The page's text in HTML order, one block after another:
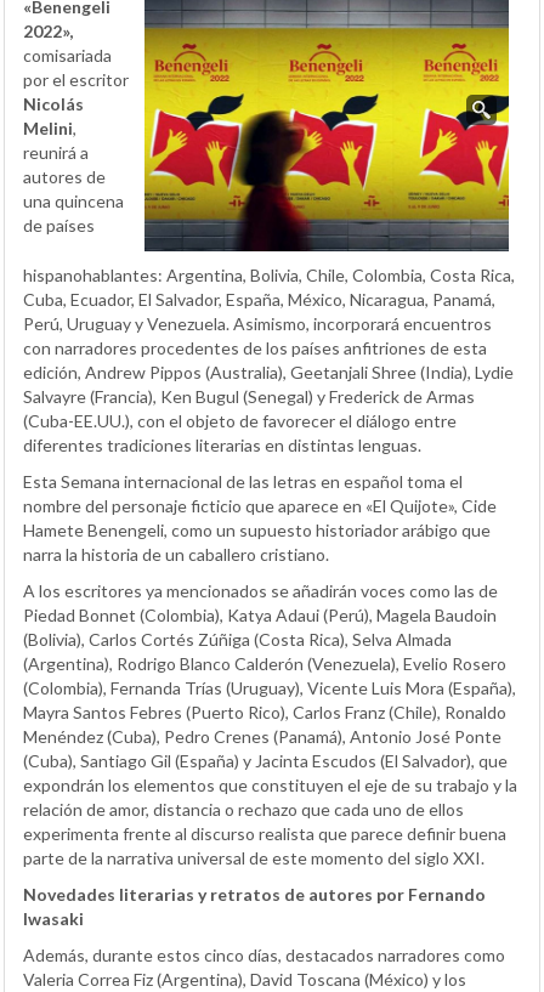
«Benengeli
2022»,
comisariada
por el escritor
Nicolás
Melini,
reunirá a
autores de
una quincena
de países
hispanohablantes: Argentina, Bolivia, Chile, Colombia, Costa Rica,
Cuba, Ecuador, El Salvador, España, México, Nicaragua, Panamá,
Perú, Uruguay y Venezuela. Asimismo, incorporará encuentros
con narradores procedentes de los países anfitriones de esta
edición, Andrew Pippos (Australia), Geetanjali Shree (India), Lydie
Salvayre (Francia), Ken Bugul (Senegal) y Frederick de Armas
(Cuba-EE.UU.), con el objeto de favorecer el diálogo entre
diferentes tradiciones literarias en distintas lenguas.
Esta Semana internacional de las letras en español toma el
nombre del personaje ficticio que aparece en «El Quijote», Cide
Hamete Benengeli, como un supuesto historiador arábigo que
narra la historia de un caballero cristiano.
A los escritores ya mencionados se añadirán voces como las de
Piedad Bonnet (Colombia), Katya Adaui (Perú), Magela Baudoin
(Bolivia), Carlos Cortés Zúñiga (Costa Rica), Selva Almada
(Argentina), Rodrigo Blanco Calderón (Venezuela), Evelio Rosero
(Colombia), Fernanda Trías (Uruguay), Vicente Luis Mora (España),
Mayra Santos Febres (Puerto Rico), Carlos Franz (Chile), Ronaldo
Menéndez (Cuba), Pedro Crenes (Panamá), Antonio José Ponte
(Cuba), Santiago Gil (España) y Jacinta Escudos (El Salvador), que
expondrán los elementos que constituyen el eje de su trabajo y la
relación de amor, distancia o rechazo que cada uno de ellos
experimenta frente al discurso realista que parece definir buena
parte de la narrativa universal de este momento del siglo XXI.
Novedades literarias y retratos de autores por Fernando
Iwasaki
Además, durante estos cinco días, destacados narradores como
Valeria Correa Fiz (Argentina), David Toscana (México) y los